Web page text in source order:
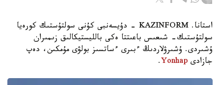
استانا. KAZINFORM - دۇيسەنبى كۇنى سولتۇستىك كورەيا
سولتۇستىك- شىعىس باعىتتا ەكى بالليستيكالىق زىمىران
ۇشىردى. ۇشىرۋلاردىڭ ءبىرى ءساتسىز بولۋى مۇمكىن، دەپ
جازادى Yonhap
.